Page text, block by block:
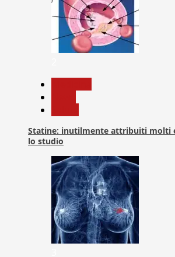
Statine: inutilmente attribuiti molti
lo studio